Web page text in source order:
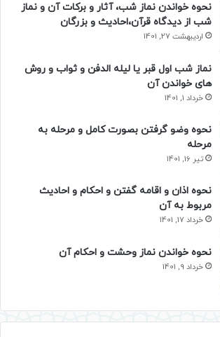
نحوه خواندن نماز شب، آثار و برکات آن و نماز
شب از دیدگاه قرآن،احادیث و بزرگان
اردیبهشت 27, 1401
نماز شب اول قبر یا لیله الدفن و ثواب و روش
های خواندن آن
خرداد 1, 1401
نحوه وضو گرفتن بصورت کامل و مرحله به
مرحله
تیر 16, 1401
نحوه اذان و اقامه گفتن و احکام و احادیث
مربوط به آن
خرداد 17, 1401
نحوه خواندن نماز وحشت و احکام آن
خرداد 9, 1401